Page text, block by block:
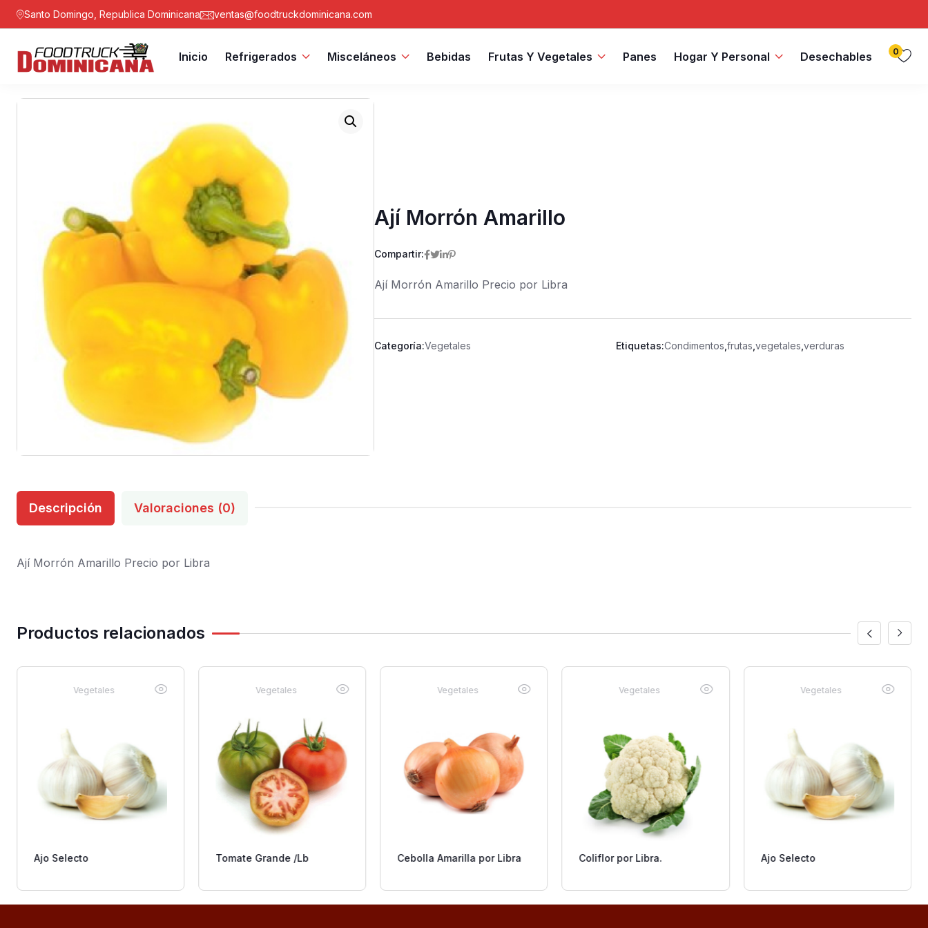
Santo Domingo, Republica Dominicana ventas@foodtruckdominicana.com
Inicio Refrigerados Misceláneos Bebidas Frutas Y Vegetales Panes Hogar Y Personal Desechables 0
Ají Morrón Amarillo
Compartir:
Ají Morrón Amarillo Precio por Libra
Categoría:Vegetales Etiquetas:Condimentos ,frutas ,vegetales ,verduras
Descripción Valoraciones (0)
Ají Morrón Amarillo Precio por Libra
Productos relacionados
Vegetales
Ajo Selecto
Vegetales
Tomate Grande /Lb
Vegetales
Cebolla Amarilla por Libra
Vegetales
Coliflor por Libra.
Vegetales
Ajo Selecto